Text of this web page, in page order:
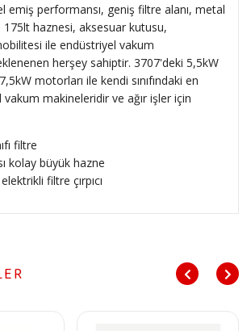
emiş performansı, geniş filtre alanı, metal
haznesi, aksesuar kutusu,
ile endüstriyel vakum
herşey sahiptir. 3707'deki 5,5kW
motorları ile kendi sınıfındaki en
makineleridir ve ağır işler için
filtre
kolay büyük hazne
filtre çırpıcı